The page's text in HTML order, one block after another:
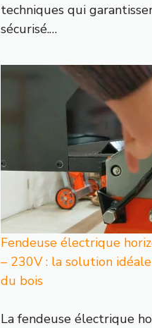
techniques qui
sécurisé.…
Fendeuse électrique
– 230V : la solution
du bois
La fendeuse électrique